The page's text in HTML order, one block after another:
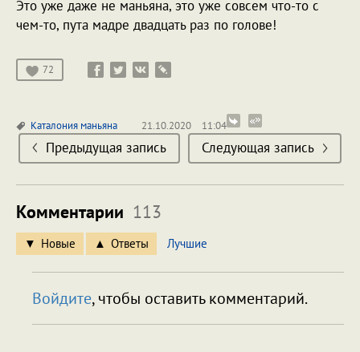
Это уже даже не маньяна, это уже совсем что-то с
чем-то, пута мадре двадцать раз по голове!
72
Каталония маньяна 21.10.2020 11:04
Предыдущая запись Следующая запись
Комментарии 113
Новые Ответы Лучшие
Войдите, чтобы оставить комментарий.